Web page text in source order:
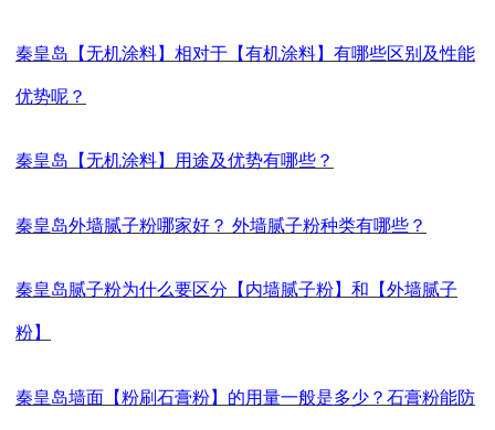
秦皇岛【无机涂料】相对于【有机涂料】有哪些区别及性能
优势呢？
秦皇岛【无机涂料】用途及优势有哪些？
秦皇岛外墙腻子粉哪家好？ 外墙腻子粉种类有哪些？
秦皇岛腻子粉为什么要区分【内墙腻子粉】和【外墙腻子
粉】
秦皇岛墙面【粉刷石膏粉】的用量一般是多少？石膏粉能防